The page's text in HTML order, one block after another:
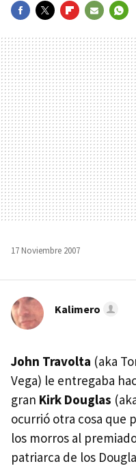
MAIL
17 Noviembre 2007
Kalimero
John Travolta (aka
Vega) le entregaba
gran Kirk Douglas
ocurrió otra cosa que
los morros al
patriarca de los